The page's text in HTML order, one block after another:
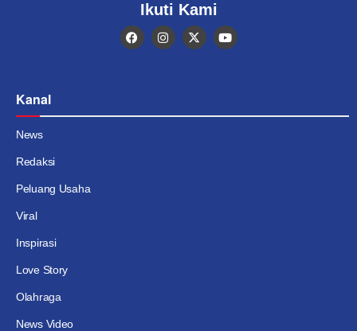
Ikuti Kami
Kanal
News
Redaksi
Peluang Usaha
Viral
Inspirasi
Love Story
Olahraga
News Video